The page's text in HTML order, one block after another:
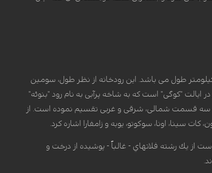
که از رشته کوه های "فوتاجالون" در شمال شرقی سیرالئون سرچشمه گرفته و دارای 420 کیلومتر طول می باشد. این رودخانه از نظر طول، سومین
ایالت "کوگی" است که به شاخه پرآبی به نام رود "بنوئه"
سه قسمت شمالی، شرقی و غربی تقسیم نموده است. از
سینا، اونا، سوکوتو، یوبه و زامفارا اشاره کرد.
از يك رشته فلاتهاي -‏ غالباً -‏ پوشيده از درخت و